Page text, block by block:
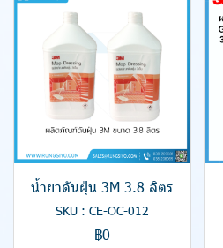
น้ำยาดันฝุ่น 3M 3.8 ลิตร
SKU : CE-OC-012
฿0